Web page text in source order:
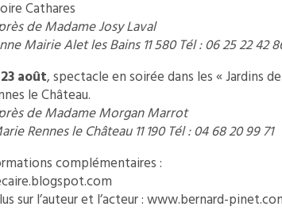
Cathares
de Madame Josy Laval
Mairie Alet les Bains 11 580 Tél : 06 25 22 42
août, spectacle en soirée dans les « Jardins
le Château.
de Madame Morgan Marrot
Rennes le Château 11 190 Tél : 04 68 20 99 71
complémentaires :
sur l’auteur et l’acteur : www.bernard-